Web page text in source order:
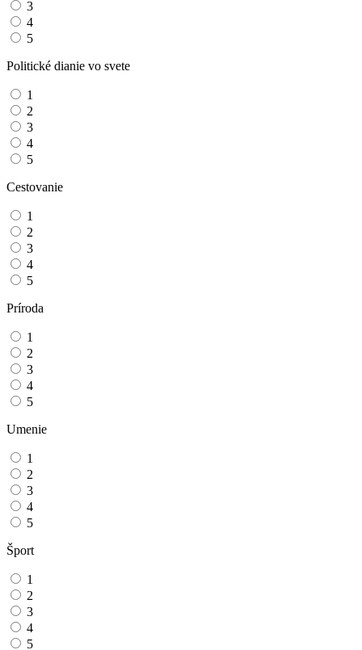
3
4
5
Politické dianie vo svete
1
2
3
4
5
Cestovanie
1
2
3
4
5
Príroda
1
2
3
4
5
Umenie
1
2
3
4
5
Šport
1
2
3
4
5